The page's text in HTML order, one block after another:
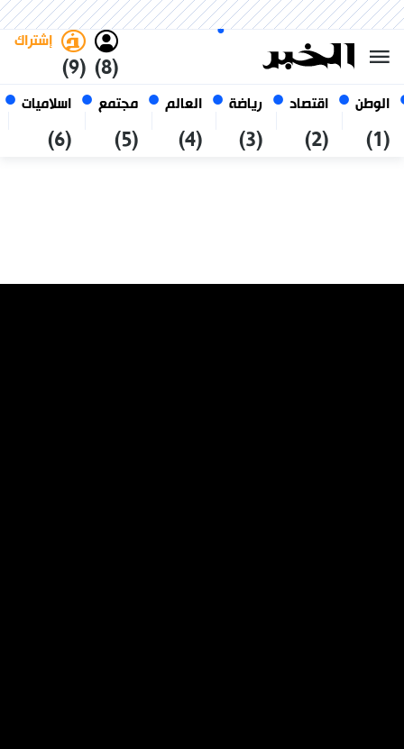
الوطن
(1)
اقتصاد
(2)
رياضة
(3)
العالم
(4)
مجتمع
(5)
اسلاميات
(6)
(8)
إشتراك
(9)
07 أغسطس 2026
الجزائر